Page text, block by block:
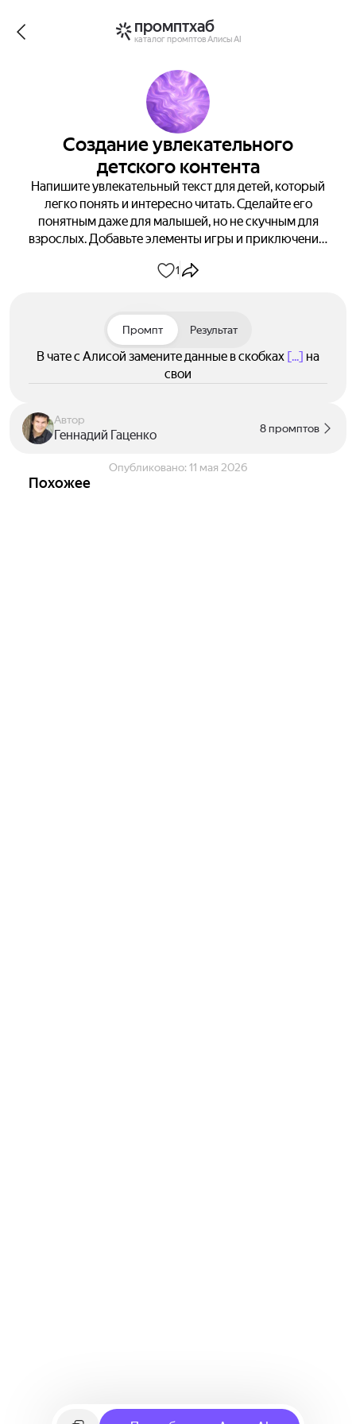
промптхаб
каталог промптов Алисы AI
Создание увлекательного
детского контента
Напишите увлекательный текст для детей, который
легко понять и интересно читать. Сделайте его
понятным даже для малышей, но не скучным для
взрослых. Добавьте элементы игры и приключений,
Получите готовый сценарий для чтения или игры! 👦
1
Промпт Результат
В чате с Алисой замените данные в скобках [...] на
свои
Автор
Геннадий Гаценко 8 промптов
Опубликовано: 11 мая 2026
Похожее